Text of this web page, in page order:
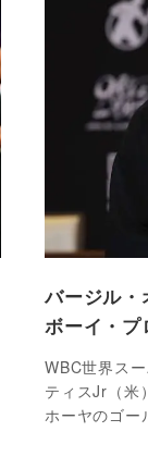
バージル
ボーイ・プ
WBC世界ス
ティスJr（米
ホーヤのゴ